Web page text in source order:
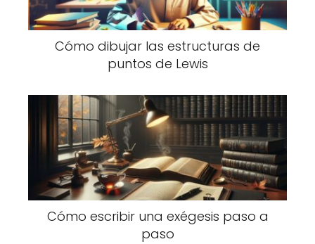
Cómo dibujar las estructuras de
puntos de Lewis
Cómo escribir una exégesis paso a
paso